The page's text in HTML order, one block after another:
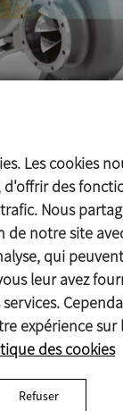
du secteur
et
le
Les cookies
des
Nous
notre site
qui
leur avez
expérience sur
des cookies
Refuser